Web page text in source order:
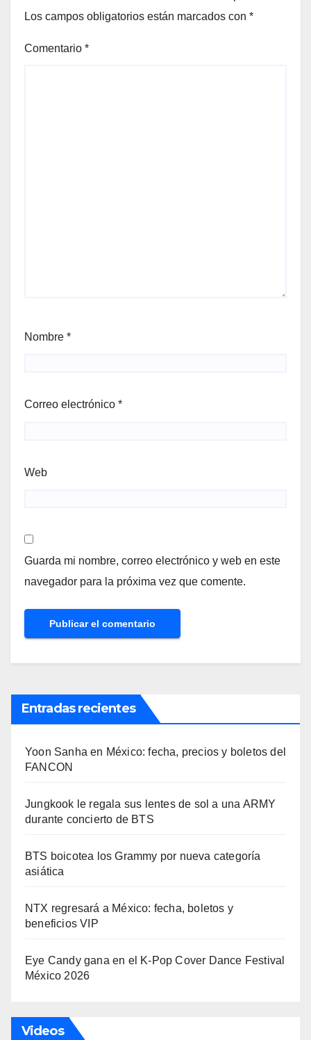
Los campos obligatorios están marcados con *
Comentario *
Nombre *
Correo electrónico *
Web
Guarda mi nombre, correo electrónico y web en este
navegador para la próxima vez que comente.
Entradas recientes
Yoon Sanha en México: fecha, precios y boletos del
FANCON
Jungkook le regala sus lentes de sol a una ARMY
durante concierto de BTS
BTS boicotea los Grammy por nueva categoría
asiática
NTX regresará a México: fecha, boletos y
beneficios VIP
Eye Candy gana en el K-Pop Cover Dance Festival
México 2026
Videos